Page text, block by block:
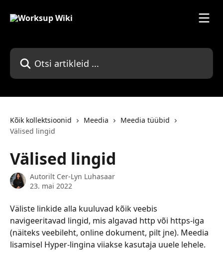
Otsi artikleid ...
Kõik kollektsioonid Meedia
Meedia tüübid
Välised lingid
Välised lingid
Autorilt Cer-Lyn Luhasaar
23. mai 2022
Väliste linkide alla kuuluvad kõik veebis
navigeeritavad lingid, mis algavad http või https-iga
(näiteks veebileht, online dokument, pilt jne). Meedia
lisamisel Hyper-lingina viiakse kasutaja uuele lehele.